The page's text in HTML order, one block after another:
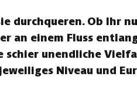
durchqueren. Ob Ihr
an einem Fluss
schier unendliche
Niveau und